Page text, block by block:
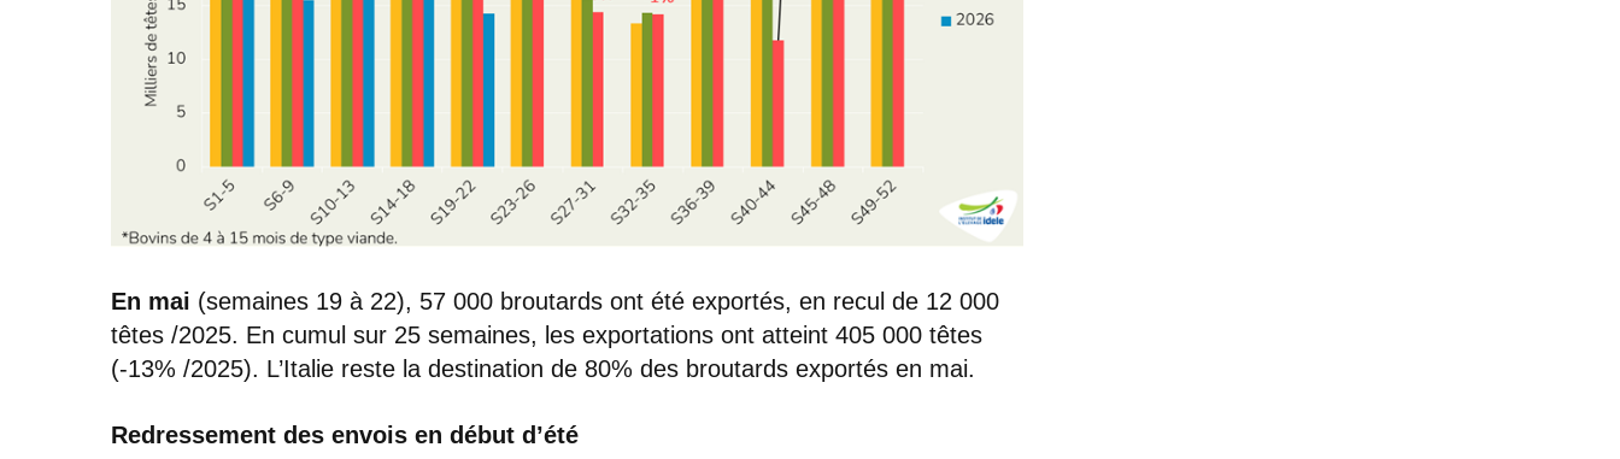
En mai (semaines 19 à 22), 57 000 broutards ont été exportés, en recul de 12 000
têtes /2025. En cumul sur 25 semaines, les exportations ont atteint 405 000 têtes
(-13% /2025). L’Italie reste la destination de 80% des broutards exportés en mai.
Redressement des envois en début d’été